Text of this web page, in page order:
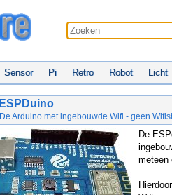
Sensor Pi Retro Robot Licht
ESPDuino
De Arduino met ingebouwde Wifi - geen
De
meteen